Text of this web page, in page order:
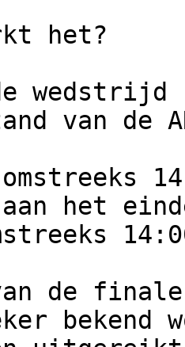
het?
wedstrijd
van de
het
de
bekend